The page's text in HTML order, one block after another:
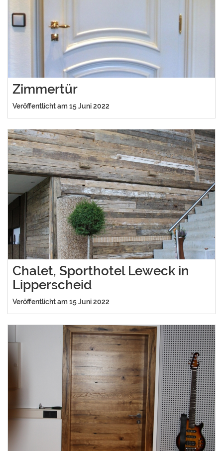
Zimmertür
Veröffentlicht am 15 Juni 2022
Chalet, Sporthotel Leweck in
Lipperscheid
Veröffentlicht am 15 Juni 2022